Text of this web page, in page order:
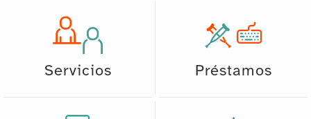
Servicios Préstamos